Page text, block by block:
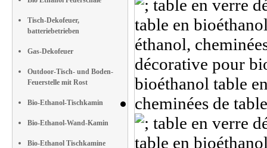
Tisch-Dekofeuer,
batteriebetrieben
Gas-Dekofeuer
Outdoor-Tisch- und Boden-
Feuerstelle mit Rost
Bio-Ethanol-Tischkamin
Bio-Ethanol-Wand-Kamin
Bio-Ethanol Tischkamine